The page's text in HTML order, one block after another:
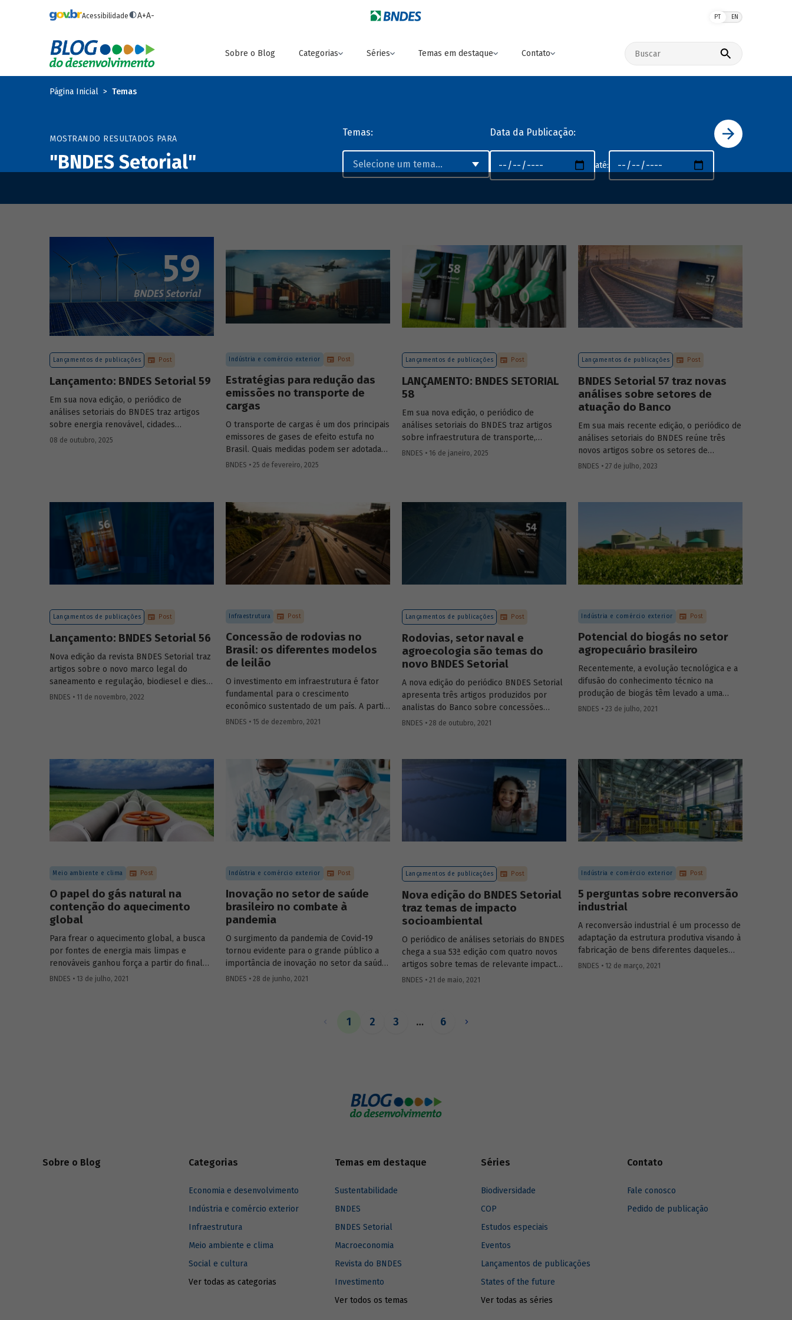
Acessibilidade A+A- PT EN
Sobre o Blog Categorias Séries Temas em destaque Contato
Buscar no site
Página Inicial Temas
MOSTRANDO RESULTADOS PARA
"BNDES Setorial"
Temas: Data da Publicação:
até:
Lançamentos de publicações Post
Lançamento: BNDES Setorial 59
Em sua nova edição, o periódico de
análises setoriais do BNDES traz artigos
sobre energia renovável, cidades
resilientes, gestão de resíduos sólidos
08 de outubro, 2025
Indústria e comércio exterior Post
Estratégias para redução das
emissões no transporte de
cargas
O transporte de cargas é um dos principais
emissores de gases de efeito estufa no
Brasil. Quais medidas podem ser adotadas
para reduzir seu impacto ambiental?
BNDES • 25 de fevereiro, 2025
Lançamentos de publicações Post
LANÇAMENTO: BNDES SETORIAL
58
Em sua nova edição, o periódico de
análises setoriais do BNDES traz artigos
sobre infraestrutura de transporte,
mobilidade urbana, combustíveis
BNDES • 16 de janeiro, 2025
Lançamentos de publicações Post
BNDES Setorial 57 traz novas
análises sobre setores de
atuação do Banco
Em sua mais recente edição, o periódico de
análises setoriais do BNDES reúne três
novos artigos sobre os setores de
logística, agroindústria e aeroespaço e
BNDES • 27 de julho, 2023
Lançamentos de publicações Post
Lançamento: BNDES Setorial 56
Nova edição da revista BNDES Setorial traz
artigos sobre o novo marco legal do
saneamento e regulação, biodiesel e diesel
verde no Brasil, e o papel do
BNDES • 11 de novembro, 2022
Infraestrutura Post
Concessão de rodovias no
Brasil: os diferentes modelos
de leilão
O investimento em infraestrutura é fator
fundamental para o crescimento
econômico sustentado de um país. A partir
da década de 1990, no Brasil, as
setor. Saiba mais sobre os diferentes
modelos de leilão adotados nas
concessões de rodovias realizadas no país.
BNDES • 15 de dezembro, 2021
Lançamentos de publicações Post
Rodovias, setor naval e
agroecologia são temas do
novo BNDES Setorial
A nova edição do periódico BNDES Setorial
apresenta três artigos produzidos por
analistas do Banco sobre concessões
rodoviárias, indústria naval e agroecologia,
confira a publicação completa.
BNDES • 28 de outubro, 2021
Indústria e comércio exterior Post
Potencial do biogás no setor
agropecuário brasileiro
Recentemente, a evolução tecnológica e a
difusão do conhecimento técnico na
produção de biogás têm levado a uma
rápida expansão no número de plantas em
pode atingir. Entenda como resíduos e
efluentes das diferentes atividades
agropecuárias podem contribuir para
ampliar a geração de biogás no setor.
BNDES • 23 de julho, 2021
Meio ambiente e clima Post
O papel do gás natural na
contenção do aquecimento
global
Para frear o aquecimento global, a busca
por fontes de energia mais limpas e
renováveis ganhou força a partir do final
do século XX, contribuindo para o esforço
BNDES • 13 de julho, 2021
Indústria e comércio exterior Post
Inovação no setor de saúde
brasileiro no combate à
pandemia
O surgimento da pandemia de Covid-19
tornou evidente para o grande público a
importância de inovação no setor da saúde,
em especial, no ramo farmacêutico. Nesse
as medidas adotadas na área de pesquisa e
BNDES • 28 de junho, 2021
Lançamentos de publicações Post
Nova edição do BNDES Setorial
traz temas de impacto
socioambiental
O periódico de análises setoriais do BNDES
chega a sua 53ª edição com quatro novos
artigos sobre temas de relevante impacto
socioambiental: saneamento, complexo
BNDES • 21 de maio, 2021
Indústria e comércio exterior Post
5 perguntas sobre reconversão
industrial
A reconversão industrial é um processo de
adaptação da estrutura produtiva visando à
fabricação de bens diferentes daqueles
originalmente previstos. Podemos destacar
BNDES • 12 de março, 2021
1 2 3 … 6
Sobre o Blog Categorias
Economia e desenvolvimento
Indústria e comércio exterior
Infraestrutura
Meio ambiente e clima
Social e cultura
Ver todas as categorias
Temas em destaque
Sustentabilidade
BNDES
BNDES Setorial
Macroeconomia
Revista do BNDES
Investimento
Ver todos os temas
Séries
Biodiversidade
COP
Estudos especiais
Eventos
Lançamentos de publicações
States of the future
Ver todas as séries
Contato
Fale conosco
Pedido de publicação